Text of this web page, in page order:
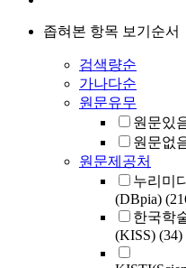
좁혀본 항목 보기순서
검색량순
가나다순
원문유무
원문있
원문없
원문제공처
누리미
(DBpia)
한국학
(KISS) (34)